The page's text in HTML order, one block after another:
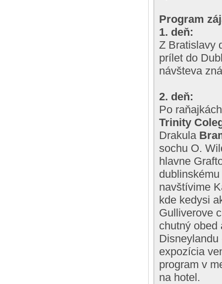
Program
1. deň:
Z Bratislavy
prílet do
návšteva
2. deň:
Po
Trinity
Drakula
sochu O.
hlavne
navštívime
kde kedysi
Gulliverove
chutný obed
expozícia
program v
na hotel.